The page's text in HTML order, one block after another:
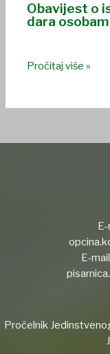
Obavijest o
dara
Pročitaj više »
E-
E-
Pročelnik